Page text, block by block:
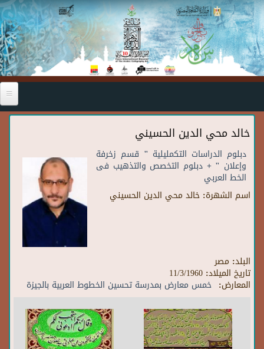
Skip to main content
خالد محي الدين الحسيني
دبلوم الدراسات التكمليلية " قسم زخرفة
وإعلان " + دبلوم التخصص والتذهيب فى
الخط العربي
اسم الشهرة: خالد محي الدين الحسيني
البلد: مصر
تاريخ الميلاد: 11/3/1960
المعارض: خمس معارض بمدرسة تحسين الخطوط العربية بالجيزة